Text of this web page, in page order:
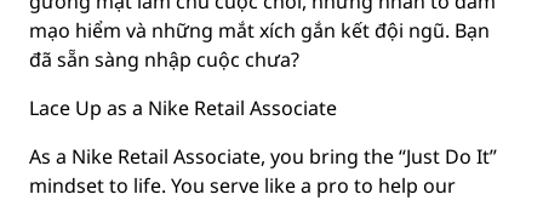
mạo hiểm và những mắt xích gắn kết đội ngũ. Bạn
đã sẵn sàng nhập cuộc chưa?
Lace Up as a Nike Retail Associate
As a Nike Retail Associate, you bring the “Just Do It”
mindset to life. You serve like a pro to help our